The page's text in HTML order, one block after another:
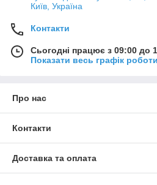
Київ, Україна
Контакти
Сьогодні працює з 09:00 до
Показати весь графік роботи
Про нас
Контакти
Доставка та оплата